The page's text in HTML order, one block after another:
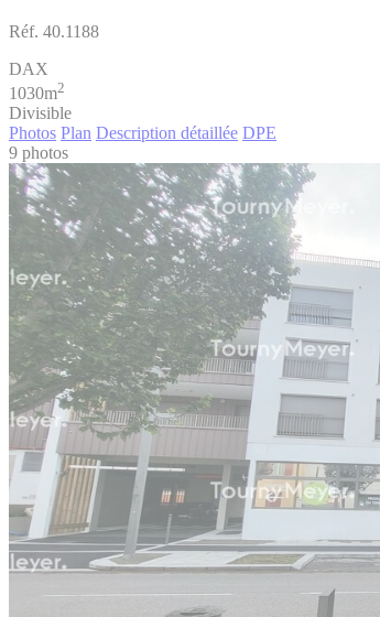
Réf. 40.1188
DAX
1030m2
Divisible
Photos Plan Description détaillée DPE
9 photos